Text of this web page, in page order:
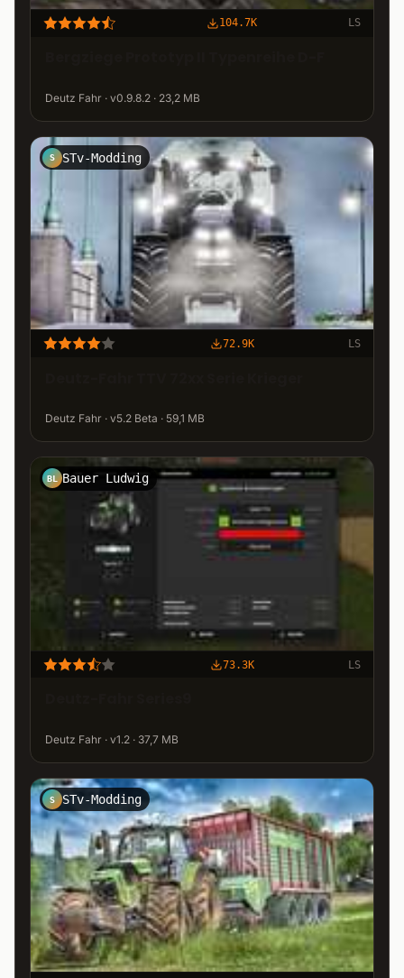
104.7K LS
Deutz Fahr · v0.9.8.2 · 23,2 MB
S STv-Modding
72.9K LS
Deutz Fahr · v5.2 Beta · 59,1 MB
BL Bauer Ludwig
73.3K LS
Deutz Fahr · v1.2 · 37,7 MB
S STv-Modding